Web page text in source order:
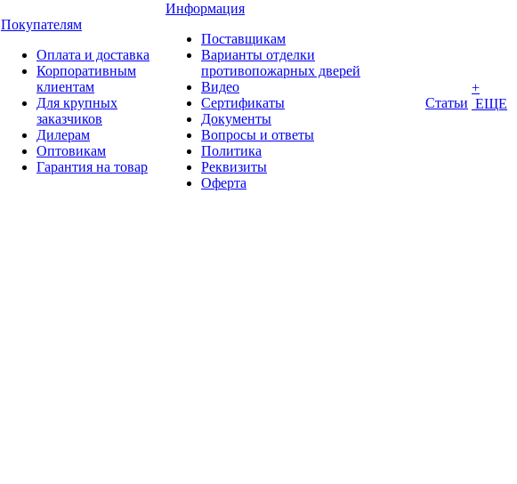
Покупателям
Оплата и доставка
Корпоративным
клиентам
Для крупных
заказчиков
Дилерам
Оптовикам
Гарантия на товар
Информация
Поставщикам
Варианты отделки
противопожарных дверей
Видео
Сертификаты
Документы
Вопросы и ответы
Политика
Реквизиты
Оферта
Статьи
+
ЕЩЕ